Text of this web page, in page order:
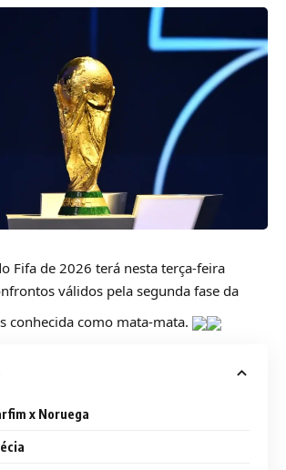
Fifa de 2026 terá nesta terça-feira
válidos pela segunda fase da
conhecida como mata-mata.
x Noruega